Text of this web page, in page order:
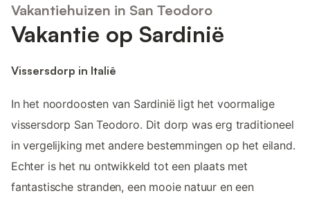
Vakantiehuizen in San Teodoro
Vakantie op Sardinië
Vissersdorp in Italië
In het noordoosten van Sardinië ligt het voormalige
vissersdorp San Teodoro. Dit dorp was erg traditioneel
in vergelijking met andere bestemmingen op het eiland.
Echter is het nu ontwikkeld tot een plaats met
fantastische stranden, een mooie natuur en een